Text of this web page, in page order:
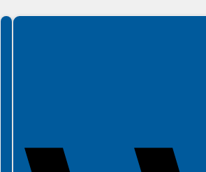
Spełniamy standardy WCAG 2.2
Spełniamy standardy W3C